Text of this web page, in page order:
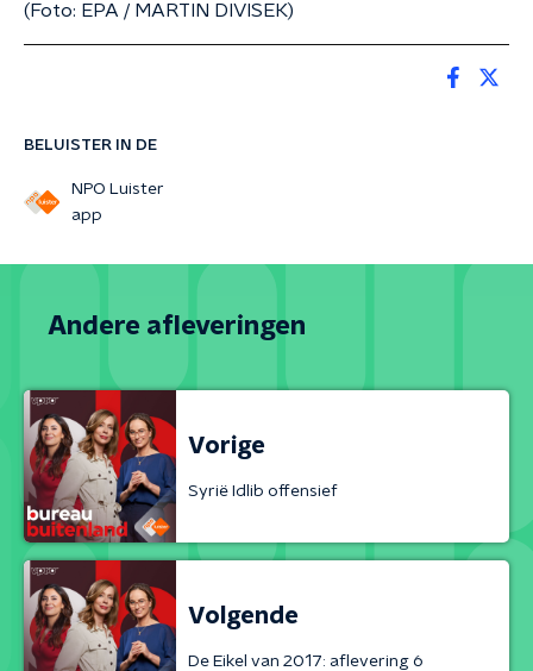
BELUISTER IN DE
NPO Luister
app
(Foto: EPA / MARTIN DIVISEK)
Andere afleveringen
Vorige
Syrië Idlib offensief
Volgende
De Eikel van 2017: aflevering 6